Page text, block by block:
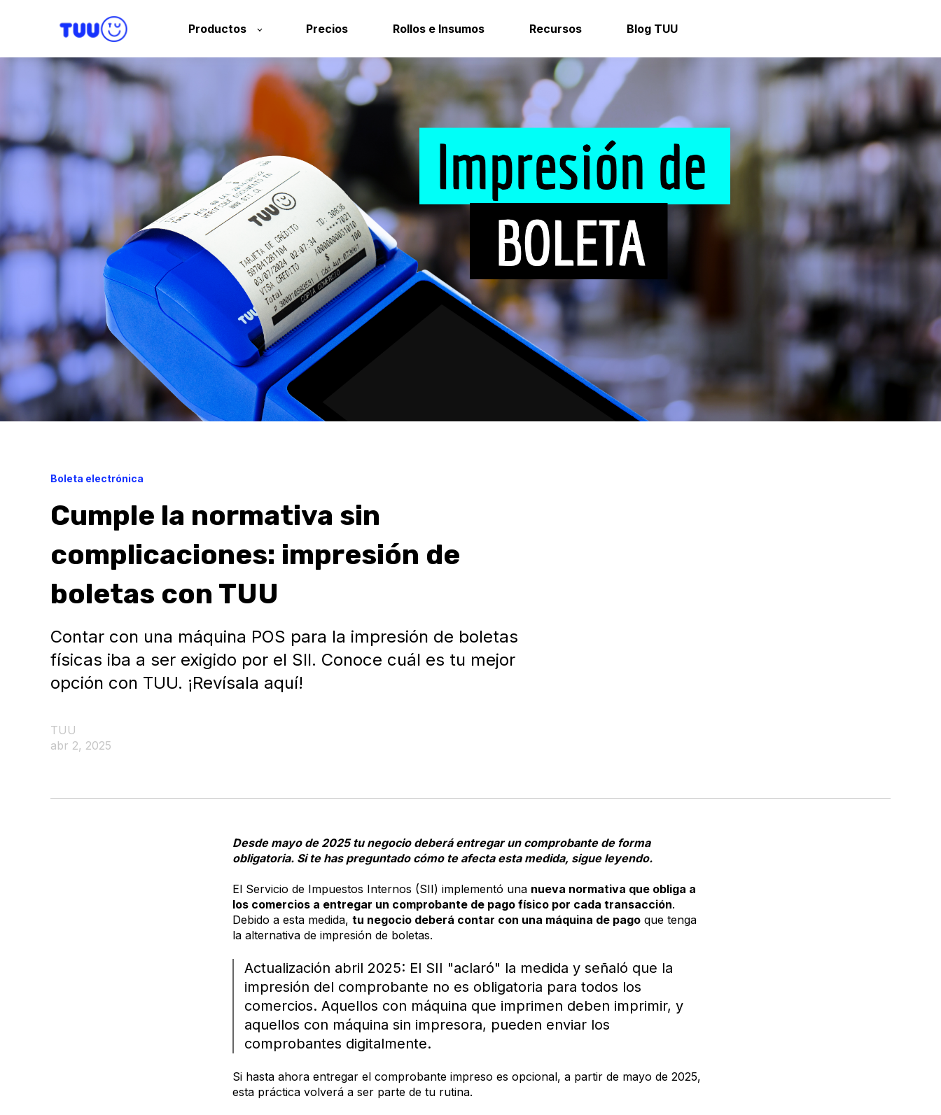
Productos Precios Rollos e Insumos Recursos Blog TUU
Boleta electrónica
Cumple la normativa sin
complicaciones: impresión de
boletas con TUU
Contar con una máquina POS para la impresión de boletas
físicas iba a ser exigido por el SII. Conoce cuál es tu mejor
opción con TUU. ¡Revísala aquí!
TUU
abr 2, 2025
Desde mayo de 2025 tu negocio deberá entregar un comprobante de forma
obligatoria. Si te has preguntado cómo te afecta esta medida, sigue leyendo.
El Servicio de Impuestos Internos (SII) implementó una nueva normativa que obliga a
los comercios a entregar un comprobante de pago físico por cada transacción.
Debido a esta medida, tu negocio deberá contar con una máquina de pago que tenga
la alternativa de impresión de boletas.
Actualización abril 2025: El SII "aclaró" la medida y señaló que la
impresión del comprobante no es obligatoria para todos los
comercios. Aquellos con máquina que imprimen deben imprimir, y
aquellos con máquina sin impresora, pueden enviar los
comprobantes digitalmente.
Si hasta ahora entregar el comprobante impreso es opcional, a partir de mayo de 2025,
esta práctica volverá a ser parte de tu rutina.